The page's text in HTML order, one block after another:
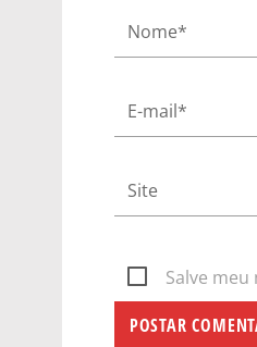
Salve